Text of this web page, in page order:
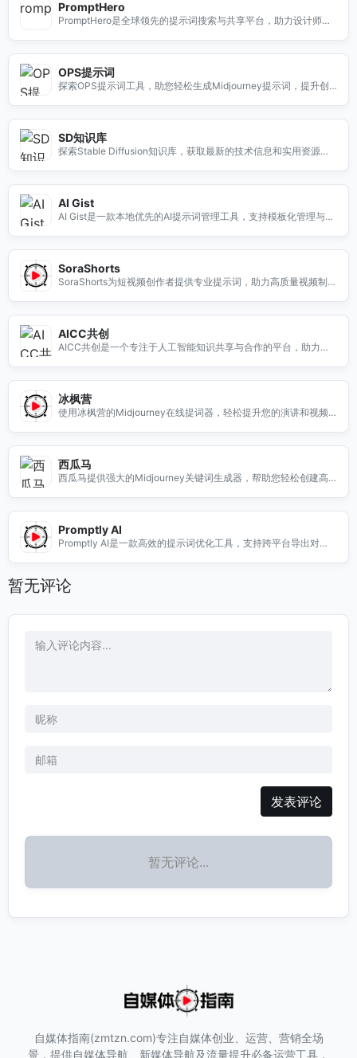
PromptHero
PromptHero是全球领先的提示词搜索与共享平台，助力设计师和
OPS提示词
探索OPS提示词工具，助您轻松生成Midjourney提示词，提升创
SD知识库
探索Stable Diffusion知识库，获取最新的技术信息和实用资源，
AI Gist
AI Gist是一款本地优先的AI提示词管理工具，支持模板化管理与云
SoraShorts
SoraShorts为短视频创作者提供专业提示词，助力高质量视频制
AICC共创
AICC共创是一个专注于人工智能知识共享与合作的平台，助力用
冰枫营
使用冰枫营的Midjourney在线提词器，轻松提升您的演讲和视频
西瓜马
西瓜马提供强大的Midjourney关键词生成器，帮助您轻松创建高
Promptly AI
Promptly AI是一款高效的提示词优化工具，支持跨平台导出对
暂无评论
发表评论
暂无评论...
自媒体指南(zmtzn.com)专注自媒体创业、运营、营销全场
景，提供自媒体导航、新媒体导航及流量提升必备运营工具，